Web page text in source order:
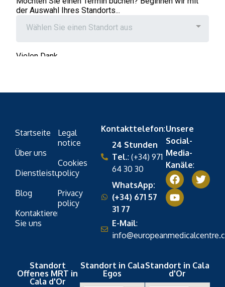
Startseite
Über uns
Dienstleistungen
Blog
Kontaktieren
Sie uns
Legal
notice
Cookies
policy
Privacy
policy
Kontakttelefon:
24 Stunden
Tel.: (+34) 971
64 30 30
WhatsApp:
(+34) 671 57
31 77
E-Mail:
Unsere
Social-
Media-
Kanäle:
Standort
Offenes MRT in
Cala d'Or
Standort in Cala
Egos
Standort in Cala
d'Or